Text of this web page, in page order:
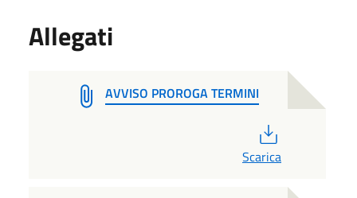
Allegati
AVVISO PROROGA TERMINI
Scarica